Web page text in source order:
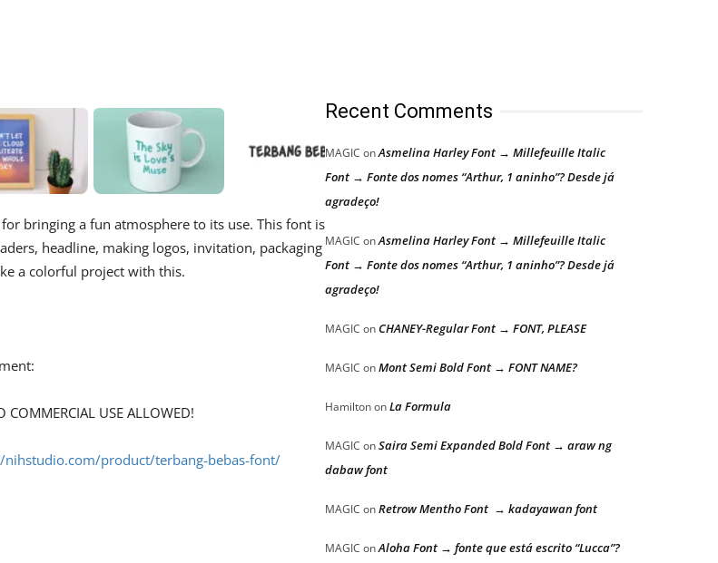
bringing a fun atmosphere to its use. This font is
headline, making logos, invitation, packaging
a colorful project with this.
USE ALLOWED!
nihstudio.com/product/terbang-bebas-font/
Recent Comments
MAGIC onAsmelina Harley Font → Millefeuille Italic
Font → Fonte dos nomes “Arthur, 1 aninho”? Desde já
agradeço!
MAGIC onAsmelina Harley Font → Millefeuille Italic
Font → Fonte dos nomes “Arthur, 1 aninho”? Desde já
agradeço!
MAGIC onCHANEY-Regular Font → FONT, PLEASE
MAGIC onMont Semi Bold Font → FONT NAME?
HamiltononLa Formula
MAGIC onSaira Semi Expanded Bold Font → araw ng
dabaw font
MAGIC onRetrow Mentho Font → kadayawan font
MAGIC onAloha Font → fonte que está escrito “Lucca”?